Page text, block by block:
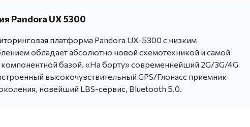
Pandora UX 5300
платформа Pandora UX-5300 с низким
обладает абсолютно новой схемотехникой и самой
базой. «На борту» современнейший 2G/3G/4G
высокочувствительный GPS/Глонасс приемник
новейший LBS-сервис, Bluetooth 5.0.